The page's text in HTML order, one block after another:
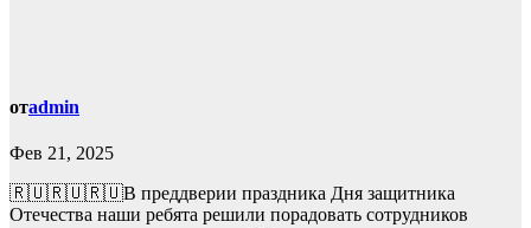
отadmin
Фев 21, 2025
🇷🇺🇷🇺🇷🇺В преддверии праздника Дня защитника
Отечества наши ребята решили порадовать сотрудников